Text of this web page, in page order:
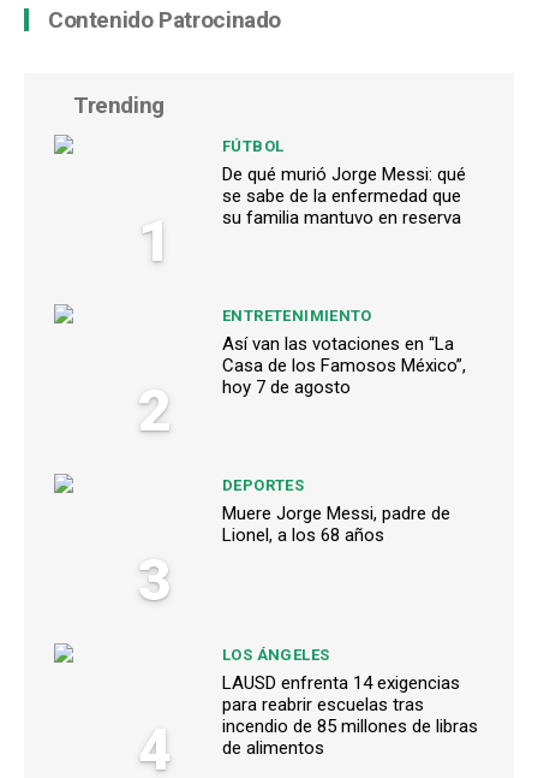
Contenido Patrocinado
Trending
1
FÚTBOL
De qué murió Jorge Messi: qué
se sabe de la enfermedad que
su familia mantuvo en reserva
2
ENTRETENIMIENTO
Así van las votaciones en “La
Casa de los Famosos México”,
hoy 7 de agosto
3
DEPORTES
Muere Jorge Messi, padre de
Lionel, a los 68 años
4
LOS ÁNGELES
LAUSD enfrenta 14 exigencias
para reabrir escuelas tras
incendio de 85 millones de libras
de alimentos